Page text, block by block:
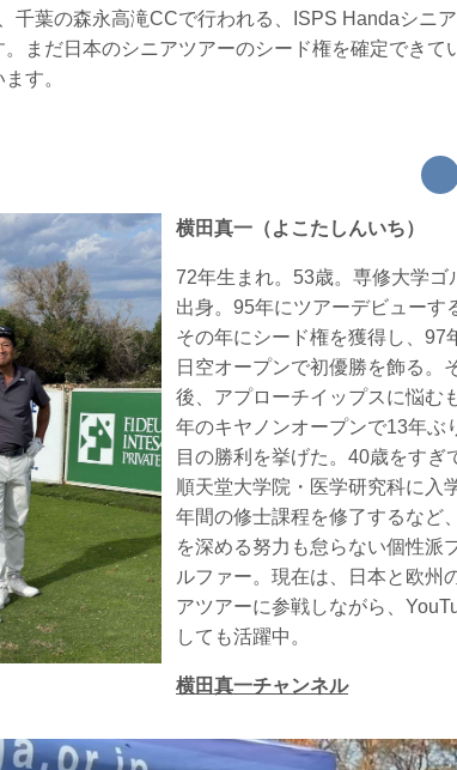
千葉の森永高滝CCで行われる、ISPS Handaシニ
まだ日本のシニアツアーのシード権を確定できて
す。
横田真一（よこたしんいち）
72年生まれ。53歳。専修大学ゴ
出身。95年にツアーデビューす
その年にシード権を獲得し、97
日空オープンで初優勝を飾る。
後、アプローチイップスに悩む
年のキヤノンオープンで13年ぶ
目の勝利を挙げた。40歳をすぎ
順天堂大学院・医学研究科に入
年間の修士課程を修了するなど
を深める努力も怠らない個性派
ルファー。現在は、日本と欧州
アツアーに参戦しながら、
しても活躍中。
横田真一チャンネル